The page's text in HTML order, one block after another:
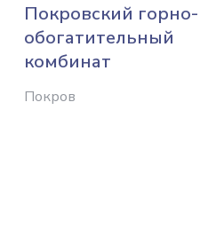
Покровский горно-
обогатительный
комбинат
Покров